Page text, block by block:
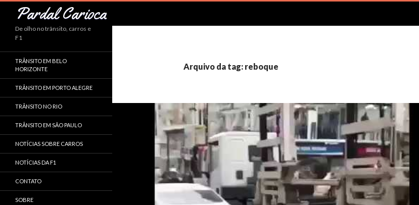
Pardal Carioca
Pesquisar
Arquivo da tag: reboque
De olho no trânsito, carros e
F1
TRÂNSITO EM BELO
HORIZONTE
TRÂNSITO EM PORTO ALEGRE
TRÂNSITO NO RIO
TRÂNSITO EM SÃO PAULO
NOTÍCIAS SOBRE CARROS
NOTÍCIAS DA F1
CONTATO
SOBRE